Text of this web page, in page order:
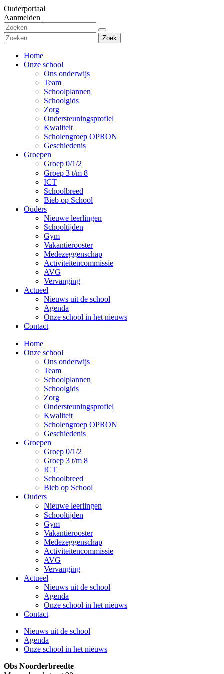
Ouderportaal
Aanmelden
Zoek
Home
Onze school
Ons onderwijs
Team
Schoolplannen
Schoolgids
Zorg
Ondersteuningsprofiel
Kwaliteit
Scholengroep OPRON
Geschiedenis
Groepen
Groep 0/1/2
Groep 3 t/m 8
ICT
Schoolbreed
Bieb op School
Ouders
Nieuwe leerlingen
Schooltijden
Gym
Vakantierooster
Medezeggenschap
Activiteitencommissie
AVG
Vervanging
Actueel
Nieuws uit de school
Agenda
Onze school in het nieuws
Contact
Home
Onze school
Ons onderwijs
Team
Schoolplannen
Schoolgids
Zorg
Ondersteuningsprofiel
Kwaliteit
Scholengroep OPRON
Geschiedenis
Groepen
Groep 0/1/2
Groep 3 t/m 8
ICT
Schoolbreed
Bieb op School
Ouders
Nieuwe leerlingen
Schooltijden
Gym
Vakantierooster
Medezeggenschap
Activiteitencommissie
AVG
Vervanging
Actueel
Nieuws uit de school
Agenda
Onze school in het nieuws
Contact
Nieuws uit de school
Agenda
Onze school in het nieuws
Obs Noorderbreedte